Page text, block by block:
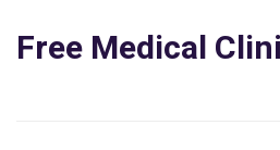
content
Free Medical